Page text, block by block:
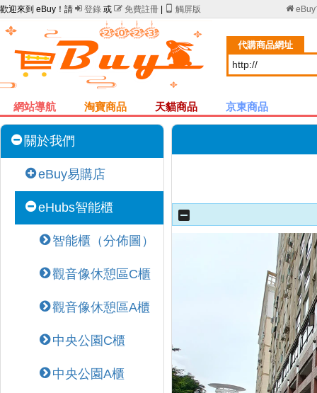
歡迎來到 eBuy！請  登錄 或  免費註冊 觸屏版 eBuy
代購商品網址
網站導航 淘寶商品 天貓商品 京東商品
關於我們
eBuy易購店
eHubs智能櫃
智能櫃（分佈圖）
觀音像休憩區C櫃
觀音像休憩區A櫃
中央公園C櫃
中央公園A櫃